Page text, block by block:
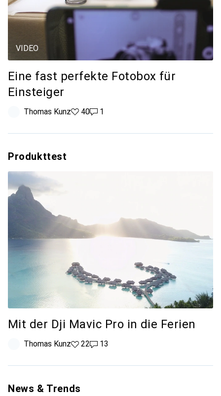
VIDEO
Eine fast perfekte Fotobox für
Einsteiger
Thomas Kunz40 Likes
401 Kommentar
1
Produkttest
Mit der Dji Mavic Pro in die Ferien
Thomas Kunz22 Likes
2213 Kommentare
13
News & Trends